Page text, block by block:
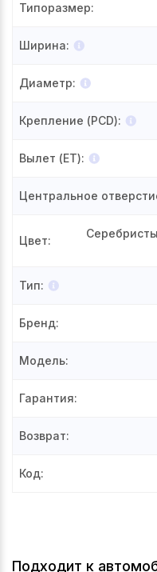
Типоразмер:
Ширина:
Диаметр:
Крепление (PCD):
Вылет (ET):
Центральное
Цвет:
Тип:
Бренд:
Модель:
Гарантия:
Возврат:
Код:
Подходит к